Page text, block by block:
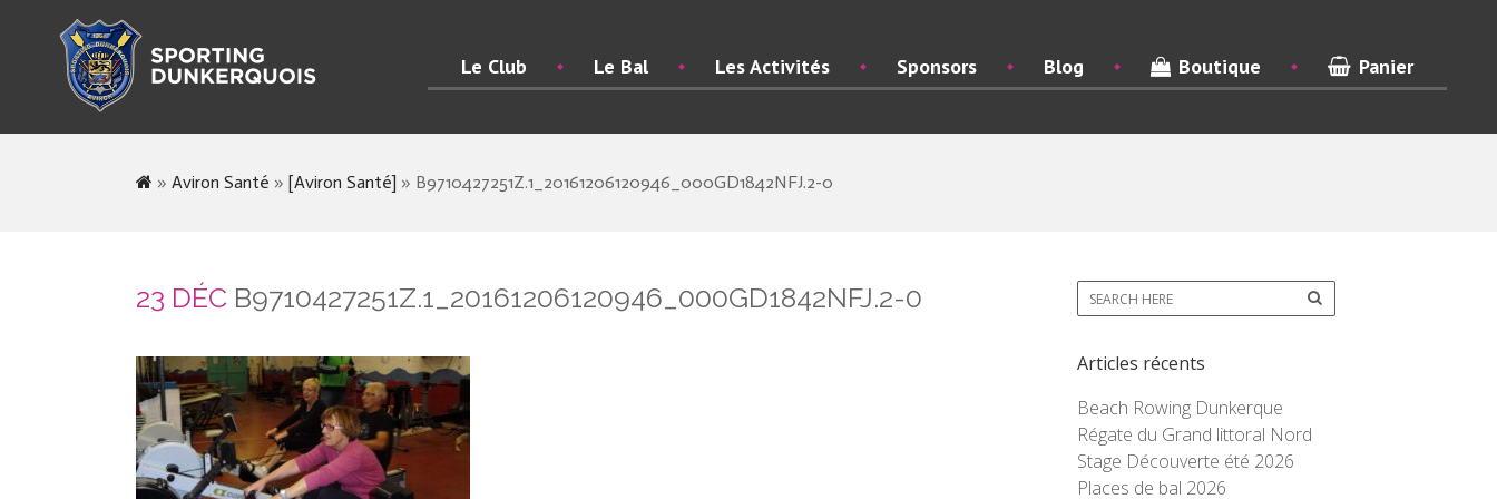
Le Club Le Bal Les Activités Sponsors Blog Boutique Panier
» Aviron Santé » [Aviron Santé] » B9710427251Z.1_20161206120946_000GD1842NFJ.2-0
23 DÉC B9710427251Z.1_20161206120946_000GD1842NFJ.2-0
Articles récents
Beach Rowing Dunkerque
Régate du Grand littoral Nord
Stage Découverte été 2026
Places de bal 2026